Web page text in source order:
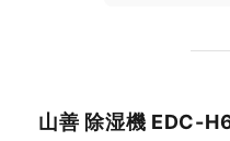
山善 除湿機 EDC-